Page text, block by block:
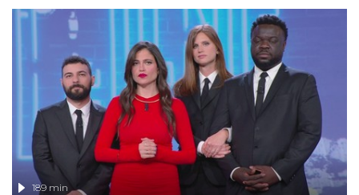
racconta l'universo delle narrazioni alternative, dei sospetti
globali e del complottismo che negli ultimi anni hanno invaso
social network, talk show, piazze digitali e immaginario collettivo.
189 min